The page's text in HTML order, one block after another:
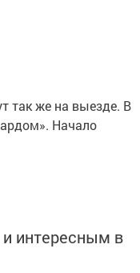
так же на выезде. В
Начало
интересным в